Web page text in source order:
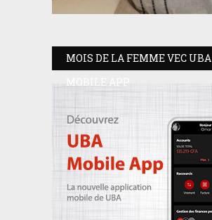
MOIS DE LA FEMME VEC UBA
MOBILE APP